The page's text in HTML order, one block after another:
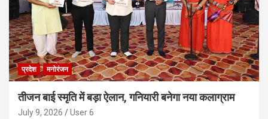
प्रदेश मनोरंजन
तीजन बाई स्मृति में बड़ा ऐलान, गनियारी बनेगा नया कलाग्राम
July 9, 2026 User 6